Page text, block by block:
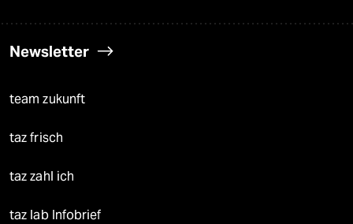
Newsletter
team zukunft
taz frisch
taz zahl ich
taz lab Infobrief